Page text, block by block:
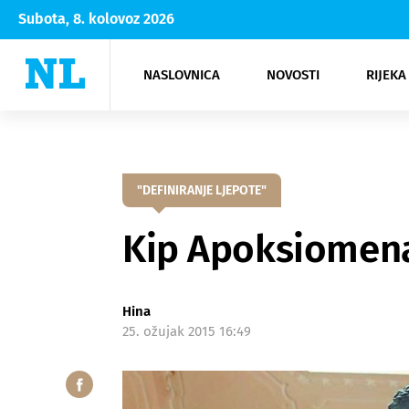
Subota, 8. kolovoz 2026
NASLOVNICA NOVOSTI
Rijeka Opatija
NK
Moda
Kultura
"DEFINIRANJE LJEPOTE"
Kip
Hina
25. ožujak 2015 16:49